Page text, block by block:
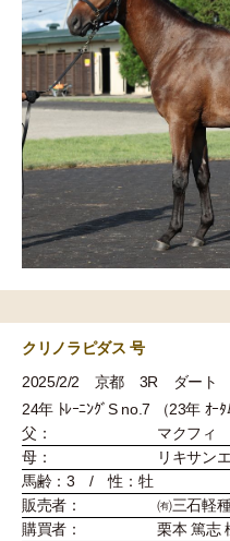
クリノラピダス 号
2025/2/2 京都 3R ダート
24年 ﾄﾚｰﾆﾝｸﾞS no.7 （23年 ｵｰﾀ
父：
マクフィ
母：
リキサン
馬齢：3 / 性：牡
販売者：
㈲三石軽
購買者：
栗本 篤志